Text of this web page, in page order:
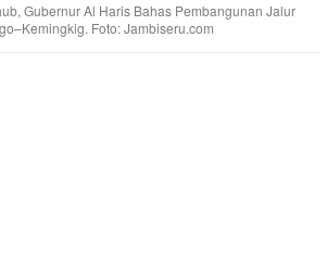
Gubernur Al Haris Bahas Pembangunan Jalur
Foto: Jambiseru.com